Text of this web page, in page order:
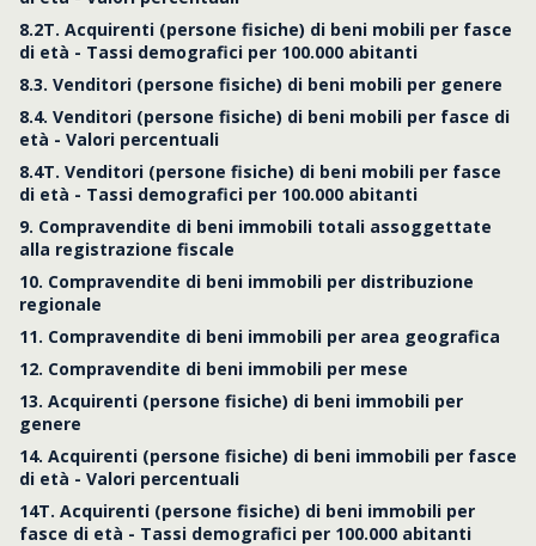
8.2T. Acquirenti (persone fisiche) di beni mobili per fasce
di età - Tassi demografici per 100.000 abitanti
8.3. Venditori (persone fisiche) di beni mobili per genere
8.4. Venditori (persone fisiche) di beni mobili per fasce di
età - Valori percentuali
8.4T. Venditori (persone fisiche) di beni mobili per fasce
di età - Tassi demografici per 100.000 abitanti
9. Compravendite di beni immobili totali assoggettate
alla registrazione fiscale
10. Compravendite di beni immobili per distribuzione
regionale
11. Compravendite di beni immobili per area geografica
12. Compravendite di beni immobili per mese
13. Acquirenti (persone fisiche) di beni immobili per
genere
14. Acquirenti (persone fisiche) di beni immobili per fasce
di età - Valori percentuali
14T. Acquirenti (persone fisiche) di beni immobili per
fasce di età - Tassi demografici per 100.000 abitanti